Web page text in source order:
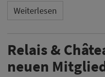
Weiterlesen
Relais &
neuen